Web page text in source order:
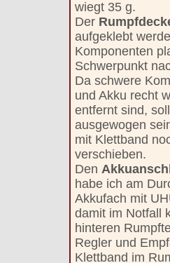
wiegt 35 g.
Der
aufgeklebt
Komponenten
Schwerpunkt
Da schwere
und Akku recht
entfernt sind,
ausgewogen
mit Klettband
verschieben.
Den
habe ich am
Akkufach mit
damit im Notfall
hinteren
Regler und
Klettband im